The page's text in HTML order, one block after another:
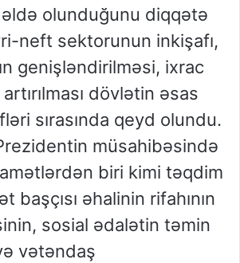
olunduğunu diqqətə
neft sektorunun inkişafı,
genişləndirilməsi, ixrac
dövlətin əsas
sırasında qeyd olundu.
müsahibəsində
biri kimi təqdim
başçısı əhalinin rifahının
sosial ədalətin təmin
vətəndaş